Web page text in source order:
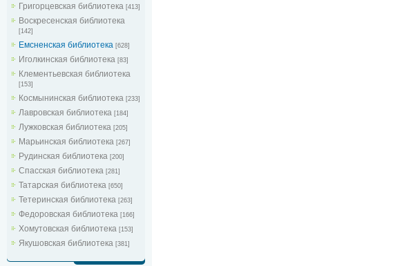
Григорцевская библиотека [413]
Воскресенская библиотека
[142]
Емсненская библиотека [628]
Иголкинская библиотека [83]
Клементьевская библиотека
[153]
Космынинская библиотека [233]
Лавровская библиотека [184]
Лужковская библиотека [205]
Марьинская библиотека [267]
Рудинская библиотека [200]
Спасская библиотека [281]
Татарская библиотека [650]
Тетеринская библиотека [263]
Федоровская библиотека [166]
Хомутовская библиотека [153]
Якушовская библиотека [381]